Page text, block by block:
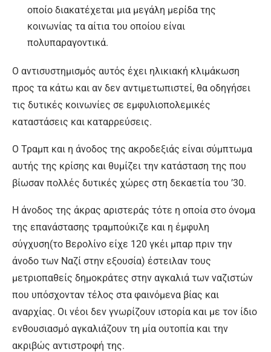
οποίο διακατέχεται μια μεγάλη μερίδα της
κοινωνίας τα αίτια του οποίου είναι
πολυπαραγοντικά.
Ο αντισυστημισμός αυτός έχει ηλικιακή κλιμάκωση
προς τα κάτω και αν δεν αντιμετωπιστεί, θα οδηγήσει
τις δυτικές κοινωνίες σε εμφυλιοπολεμικές
καταστάσεις και καταρρεύσεις.
Ο Τραμπ και η άνοδος της ακροδεξιάς είναι σύμπτωμα
αυτής της κρίσης και θυμίζει την κατάσταση της που
βίωσαν πολλές δυτικές χώρες στη δεκαετία του ’30.
Η άνοδος της άκρας αριστεράς τότε η οποία στο όνομα
της επανάστασης τραμπούκιζε και η έμφυλη
σύγχυση(το Βερολίνο είχε 120 γκέι μπαρ πριν την
άνοδο των Nαζί στην εξουσία) έστειλαν τους
μετριοπαθείς δημοκράτες στην αγκαλιά των ναζιστών
που υπόσχονταν τέλος στα φαινόμενα βίας και
αναρχίας. Οι νέοι δεν γνωρίζουν ιστορία και με τον ίδιο
ενθουσιασμό αγκαλιάζουν τη μία ουτοπία και την
ακριβώς αντιστροφή της.